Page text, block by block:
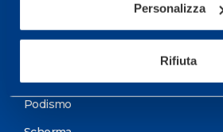
Personalizza
Rifiuta
Podismo